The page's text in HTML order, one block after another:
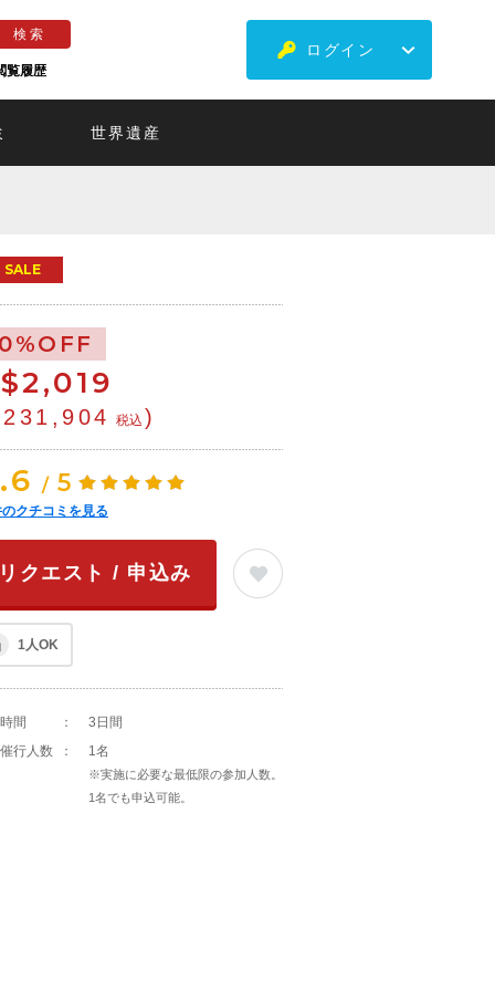
覧履歴
ログイン
世界遺産
SALE
2,019
税込 )
/ 5
クチコミを見る
リクエスト / 申込み
1人OK
間 ：
3日間
行人数
： 1名
※実施に必要な最低限の参加人数。
1名でも申込可能。